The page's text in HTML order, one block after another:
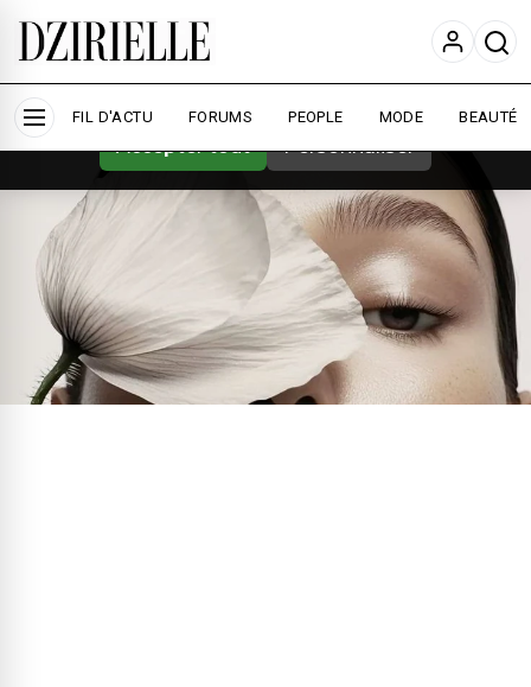
Nous utilisons des cookies pour améliorer
votre expérience et mesurer l'audience. En
Accepter tout Personnaliser
FIL D'ACTU FORUMS PEOPLE MODE BEAUTÉ